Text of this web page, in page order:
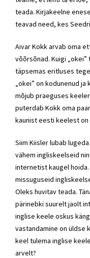
teada. Kirjakeelne
teavad need, kes
Aivar Kokk arvab oma
võõrsõnad. Kuigi
täpsemas eritluses
„okei” on kodunenud ja
mõjub praeguses
puterdab Kokk oma
kaunist eesti keelest on
Siim Kiisler lubab
vähem ingliskeelseid
internetist kaugel
missuguseid
Oleks huvitav teada.
pärinebki suurelt jaolt
inglise keele oskus
vastandamine on üldse
keel tulema inglise
arvelt?